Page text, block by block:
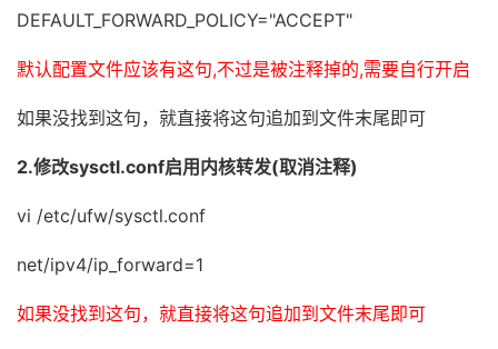
DEFAULT_FORWARD_POLICY="ACCEPT"
默认配置文件应该有这句,不过是被注释掉的,需要自行开启
如果没找到这句，就直接将这句追加到文件末尾即可
2.修改sysctl.conf启用内核转发(取消注释)
vi /etc/ufw/sysctl.conf
net/ipv4/ip_forward=1
如果没找到这句，就直接将这句追加到文件末尾即可